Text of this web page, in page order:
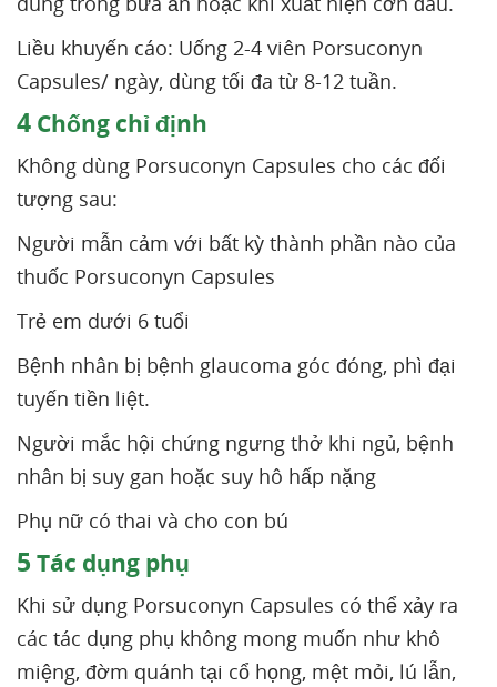
Liều khuyến cáo: Uống 2-4 viên Porsuconyn
Capsules/ ngày, dùng tối đa từ 8-12 tuần.
4 Chống chỉ định
Không dùng Porsuconyn Capsules cho các đối
tượng sau:
Người mẫn cảm với bất kỳ thành phần nào của
thuốc Porsuconyn Capsules
Trẻ em dưới 6 tuổi
Bệnh nhân bị bệnh glaucoma góc đóng, phì đại
tuyến tiền liệt.
Người mắc hội chứng ngưng thở khi ngủ, bệnh
nhân bị suy gan hoặc suy hô hấp nặng
Phụ nữ có thai và cho con bú
5 Tác dụng phụ
Khi sử dụng Porsuconyn Capsules có thể xảy ra
các tác dụng phụ không mong muốn như khô
miệng, đờm quánh tại cổ họng, mệt mỏi, lú lẫn,